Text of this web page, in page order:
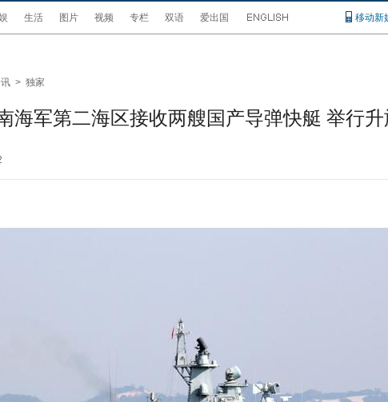
生活 图片 视频 专栏 双语 爱出国 移动新
> 独家
海军第二海区接收两艘国产导弹快艇 举行